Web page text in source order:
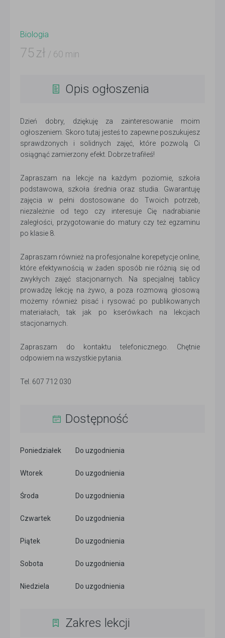
Biologia
75 zł / 60 min
Opis ogłoszenia
Dzień dobry, dziękuję za zainteresowanie moim
ogłoszeniem. Skoro tutaj jesteś to zapewne poszukujesz
sprawdzonych i solidnych zajęć, które pozwolą Ci
osiągnąć zamierzony efekt. Dobrze trafiłeś!
Zapraszam na lekcje na każdym poziomie, szkoła
podstawowa, szkoła średnia oraz studia. Gwarantuję
zajęcia w pełni dostosowane do Twoich potrzeb,
niezależnie od tego czy interesuje Cię nadrabianie
zaległości, przygotowanie do matury czy też egzaminu
po klasie 8.
Zapraszam również na profesjonalne korepetycje online,
które efektywnością w żaden sposób nie różnią się od
zwykłych zajęć stacjonarnych. Na specjalnej tablicy
prowadzę lekcję na żywo, a poza rozmową głosową
możemy również pisać i rysować po publikowanych
materiałach, tak jak po kserówkach na lekcjach
stacjonarnych.
Zapraszam do kontaktu telefonicznego. Chętnie
odpowiem na wszystkie pytania.
Tel. 607 712 030
Dostępność
Poniedziałek Do uzgodnienia
Wtorek Do uzgodnienia
Środa Do uzgodnienia
Czwartek Do uzgodnienia
Piątek Do uzgodnienia
Sobota Do uzgodnienia
Niedziela Do uzgodnienia
Zakres lekcji